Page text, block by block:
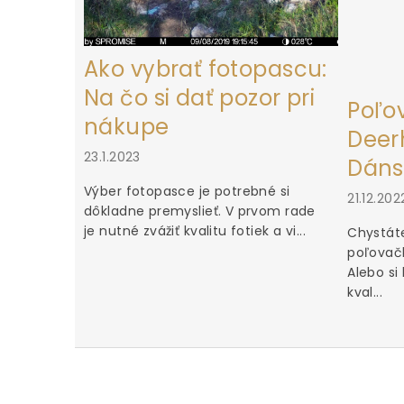
Ako vybrať fotopascu:
Na čo si dať pozor pri
nákupe
23.1.2023
Výber fotopasce je potrebné si
dôkladne premyslieť. V prvom rade
je nutné zvážiť kvalitu fotiek a vi...
Alebo
kval...